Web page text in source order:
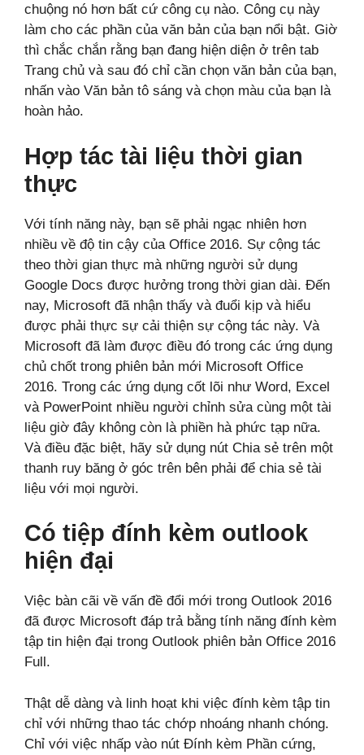
chuộng nó hơn bất cứ công cụ nào. Công cụ này
làm cho các phần của văn bản của bạn nổi bật. Giờ
thì chắc chắn rằng bạn đang hiện diện ở trên tab
Trang chủ và sau đó chỉ cần chọn văn bản của bạn,
nhấn vào Văn bản tô sáng và chọn màu của bạn là
hoàn hảo.
Hợp tác tài liệu thời gian
thực
Với tính năng này, bạn sẽ phải ngạc nhiên hơn
nhiều về độ tin cậy của Office 2016. Sự cộng tác
theo thời gian thực mà những người sử dụng
Google Docs được hưởng trong thời gian dài. Đến
nay, Microsoft đã nhận thấy và đuổi kịp và hiểu
được phải thực sự cải thiện sự cộng tác này. Và
Microsoft đã làm được điều đó trong các ứng dụng
chủ chốt trong phiên bản mới Microsoft Office
2016. Trong các ứng dụng cốt lõi như Word, Excel
và PowerPoint nhiều người chỉnh sửa cùng một tài
liệu giờ đây không còn là phiền hà phức tạp nữa.
Và điều đặc biệt, hãy sử dụng nút Chia sẻ trên một
thanh ruy băng ở góc trên bên phải để chia sẻ tài
liệu với mọi người.
Có tiệp đính kèm outlook
hiện đại
Việc bàn cãi về vấn đề đổi mới trong Outlook 2016
đã được Microsoft đáp trả bằng tính năng đính kèm
tập tin hiện đại trong Outlook phiên bản Office 2016
Full.
Thật dễ dàng và linh hoạt khi việc đính kèm tập tin
chỉ với những thao tác chớp nhoáng nhanh chóng.
Chỉ với việc nhấp vào nút Đính kèm Phần cứng,